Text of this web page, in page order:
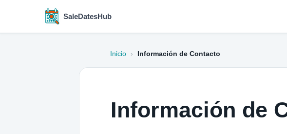
SaleDatesHub
Inicio › Información de Contacto
Información de